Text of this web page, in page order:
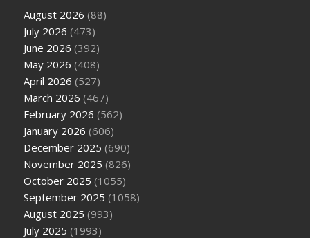
August 2026 (88)
July 2026 (473)
June 2026 (392)
May 2026 (408)
April 2026 (527)
March 2026 (467)
February 2026 (562)
January 2026 (606)
December 2025 (690)
November 2025 (826)
October 2025 (1055)
September 2025 (1058)
August 2025 (993)
July 2025 (1993)